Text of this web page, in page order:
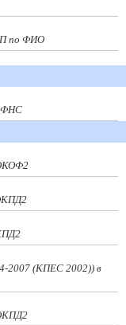
по ФИО
ФНС
2007 (КПЕС 2002)) в